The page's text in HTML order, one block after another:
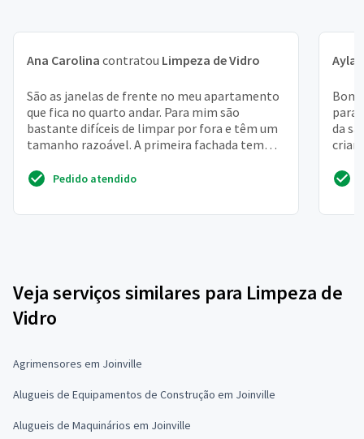
Ana Carolina contratou Limpeza de Vidro
São as janelas de frente no meu apartamento
que fica no quarto andar. Para mim são
bastante difíceis de limpar por fora e têm um
tamanho razoável. A primeira fachada tem
Pedido atendido
Ayla
Bom
para
da
Veja serviços similares para Limpeza de
Vidro
Agrimensores em Joinville
Alugueis de Equipamentos de Construção em Joinville
Alugueis de Maquinários em Joinville